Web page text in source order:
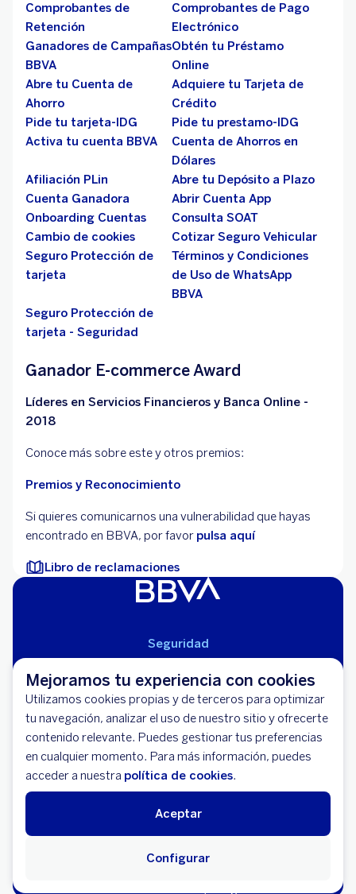
Mejoramos tu experiencia con cookies
Utilizamos cookies propias y de terceros para optimizar
tu navegación, analizar el uso de nuestro sitio y ofrecerte
contenido relevante. Puedes gestionar tus preferencias
en cualquier momento. Para más información, puedes
acceder a nuestra política de cookies.
Aceptar
Configurar
Comprobantes de
Retención
Comprobantes de Pago
Electrónico
Ganadores de Campañas
BBVA
Obtén tu Préstamo
Online
Abre tu Cuenta de
Ahorro
Adquiere tu Tarjeta de
Crédito
Pide tu tarjeta-IDG
Pide tu prestamo-IDG
Activa tu cuenta BBVA
Cuenta de Ahorros en
Dólares
Afiliación PLin
Abre tu Depósito a Plazo
Cuenta Ganadora
Abrir Cuenta App
Onboarding Cuentas
Consulta SOAT
Cambio de cookies
Cotizar Seguro Vehicular
Seguro Protección de
tarjeta
Términos y Condiciones
de Uso de WhatsApp
BBVA
Seguro Protección de
tarjeta - Seguridad
Ganador E-commerce Award
Líderes en Servicios Financieros y Banca Online -
2018
Conoce más sobre este y otros premios:
Premios y Reconocimiento
Si quieres comunicarnos una vulnerabilidad que hayas
encontrado en BBVA, por favor pulsa aquí
Libro de reclamaciones
Seguridad
Aviso Legal
Cláusulas Generales de Contratación
Mapa del Sitio
Libro de Reclamaciones
Llámanos (01) 595-0000
Banco BBVA Perú - RUC 20100130204
Av. República de Panamá 3055 - San Isidro